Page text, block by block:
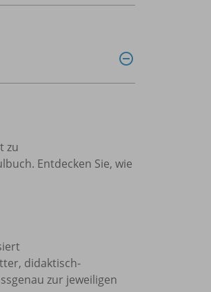
zu
Entdecken Sie, wie
didaktisch-
zur jeweiligen